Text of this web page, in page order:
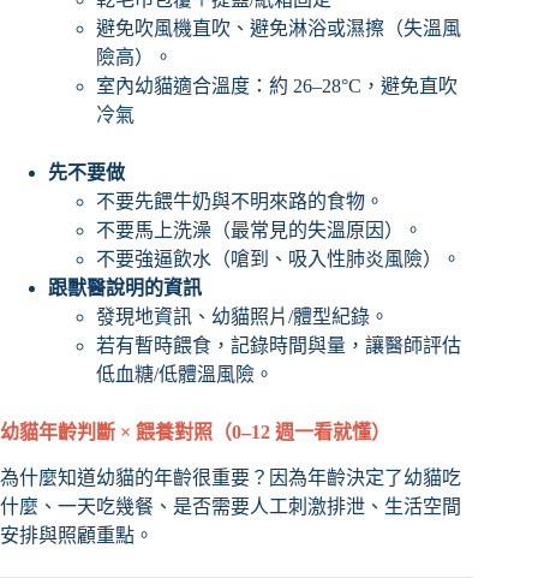
避免吹風機直吹、避免淋浴或濕擦（失溫風
險高）。
室內幼貓適合溫度：約 26–28°C，避免直吹
冷氣
先不要做
不要先餵牛奶與不明來路的食物。
不要馬上洗澡（最常見的失溫原因）。
不要強逼飲水（嗆到、吸入性肺炎風險）。
跟獸醫說明的資訊
發現地資訊、幼貓照片/體型紀錄。
若有暫時餵食，記錄時間與量，讓醫師評估
低血糖/低體溫風險。
幼貓年齡判斷 × 餵養對照（0–12 週一看就懂）
為什麼知道幼貓的年齡很重要？因為年齡決定了幼貓吃
什麼、一天吃幾餐、是否需要人工刺激排泄、生活空間
安排與照顧重點。